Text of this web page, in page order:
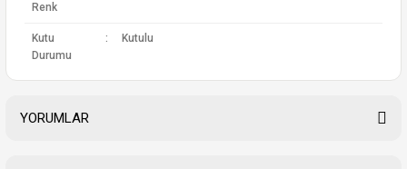
Renk
Kutu
Durumu
: Kutulu
YORUMLAR